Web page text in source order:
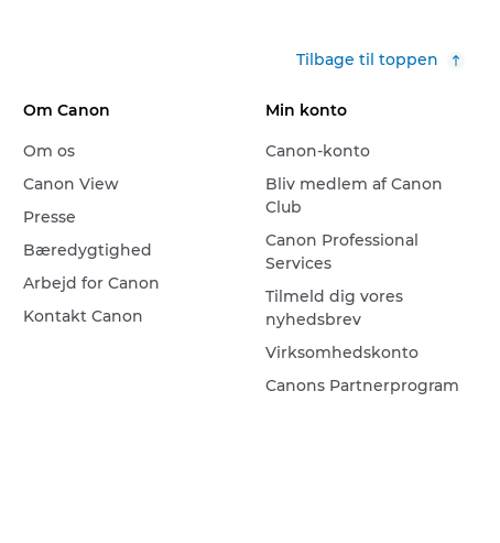
Tilbage til toppen
Om Canon
Om os
Canon View
Presse
Bæredygtighed
Arbejd for Canon
Kontakt Canon
Min konto
Canon-konto
Bliv medlem af Canon
Club
Canon Professional
Services
Tilmeld dig vores
nyhedsbrev
Virksomhedskonto
Canons Partnerprogram